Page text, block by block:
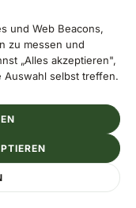
BEZIRK KYRENIA →
und Web Beacons,
zu messen und
„Alles akzeptieren",
Auswahl selbst treffen.